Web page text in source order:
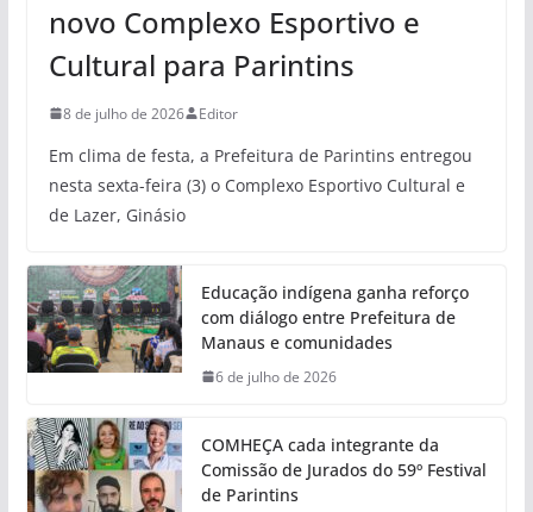
novo Complexo Esportivo e
Cultural para Parintins
8 de julho de 2026 Editor
Em clima de festa, a Prefeitura de Parintins entregou
nesta sexta-feira (3) o Complexo Esportivo Cultural e
de Lazer, Ginásio
Educação indígena ganha reforço
com diálogo entre Prefeitura de
Manaus e comunidades
6 de julho de 2026
COMHEÇA cada integrante da
Comissão de Jurados do 59º Festival
de Parintins